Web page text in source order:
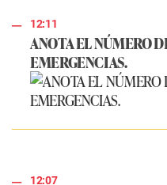
12:11
ANOTA EL NÚMERO
EMERGENCIAS.
12:07